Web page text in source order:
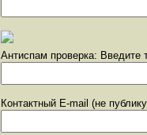
Антиспам проверка: Введите
Контактный E-mail (не